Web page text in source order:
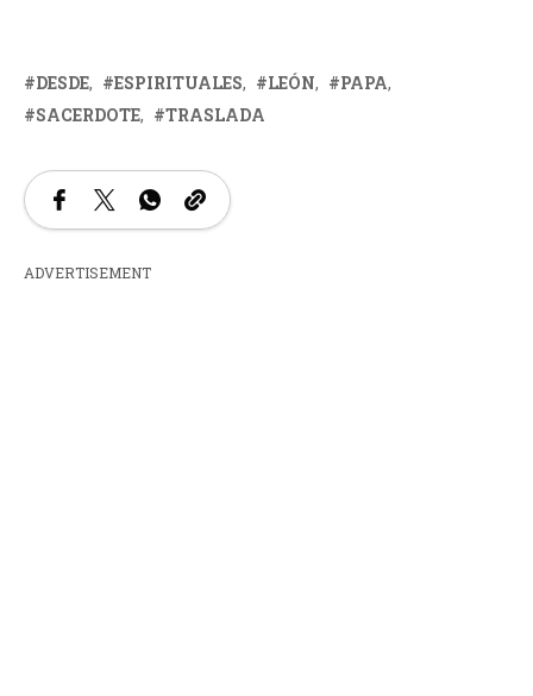
DESDE ESPIRITUALES LEÓN
PAPA
SACERDOTE
TRASLADA
ADVERTISEMENT